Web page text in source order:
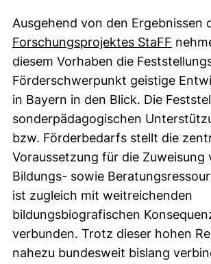
Ausgehend von den Ergebnissen
Forschungsprojektes StaFF
diesem Vorhaben die
Förderschwerpunkt geistige
in Bayern in den Blick. Die
sonderpädagogischen
bzw. Förderbedarfs stellt die
Voraussetzung für die Zuweisung
Bildungs- sowie
ist zugleich mit weitreichenden
bildungsbiografischen
verbunden. Trotz dieser hohen
nahezu bundesweit bislang